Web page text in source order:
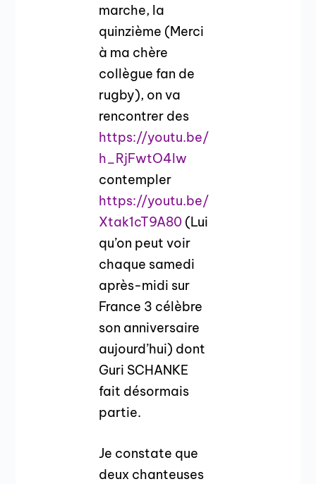
marche, la
quinzième (Merci
à ma chère
collègue fan de
rugby), on va
rencontrer des
https://youtu.be/
h_RjFwtO4lw
contempler
https://youtu.be/
Xtak1cT9A80 (Lui
qu’on peut voir
chaque samedi
après-midi sur
France 3 célèbre
son anniversaire
aujourd’hui) dont
Guri SCHANKE
fait désormais
partie.
Je constate que
deux chanteuses